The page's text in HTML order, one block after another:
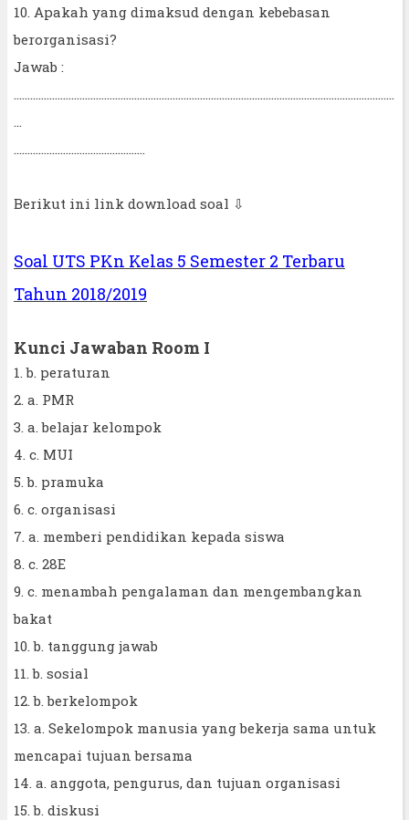
10. Apakah yang dimaksud dengan kebebasan
berorganisasi?
Jawab :
Berikut ini link download soal ⇩
Soal UTS PKn Kelas 5 Semester 2 Terbaru
Tahun 2018/2019
Kunci Jawaban Room I
1. b. peraturan
2. a. PMR
3. a. belajar kelompok
4. c. MUI
5. b. pramuka
6. c. organisasi
7. a. memberi pendidikan kepada siswa
8. c. 28E
9. c. menambah pengalaman dan mengembangkan
bakat
10. b. tanggung jawab
11. b. sosial
12. b. berkelompok
13. a. Sekelompok manusia yang bekerja sama untuk
mencapai tujuan bersama
14. a. anggota, pengurus, dan tujuan organisasi
15. b. diskusi